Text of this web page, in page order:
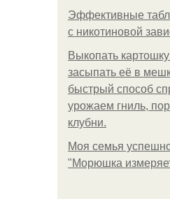
Эффективные
с никотиновой
Выкопать
засыпать её в
быстрый способ
урожаем гниль,
клубни.
Моя семья
"Морюшка